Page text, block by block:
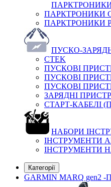
ПАРКТРОНИКИ
ПАРКТРОНИКИ
ПУСКО-
CTEK
ПУСКОВІ
ПУСКОВІ
ПУСКОВІ
ЗАРЯДНІ
СТАРТ-КАБЕЛІ
НАБОРИ
ІНСТРУМЕНТИ
ІНСТРУМЕНТИ
Категорії
GARMIN MARQ